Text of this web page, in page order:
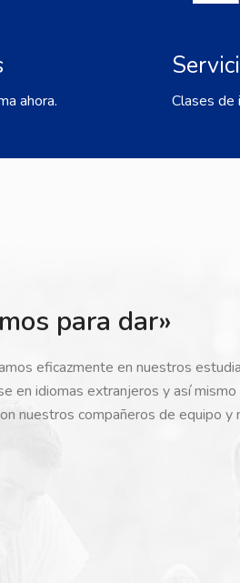
ahora. Clases de
para dar»
eficazmente en nuestros
en idiomas extranjeros y así mismo
nuestros compañeros de equipo y